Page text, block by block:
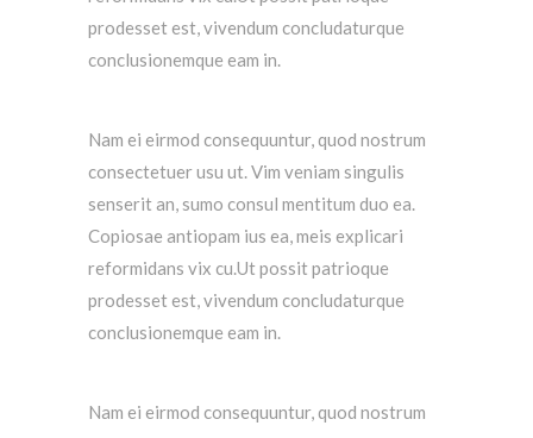
prodesset est, vivendum concludaturque
conclusionemque eam in.
Nam ei eirmod consequuntur, quod nostrum
consectetuer usu ut. Vim veniam singulis
senserit an, sumo consul mentitum duo ea.
Copiosae antiopam ius ea, meis explicari
reformidans vix cu.Ut possit patrioque
prodesset est, vivendum concludaturque
conclusionemque eam in.
Nam ei eirmod consequuntur, quod nostrum